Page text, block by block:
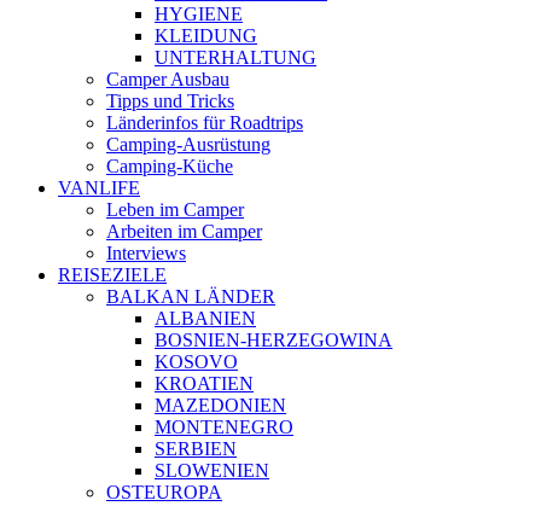
HYGIENE
KLEIDUNG
UNTERHALTUNG
Camper Ausbau
Tipps und Tricks
Länderinfos für Roadtrips
Camping-Ausrüstung
Camping-Küche
VANLIFE
Leben im Camper
Arbeiten im Camper
Interviews
REISEZIELE
BALKAN LÄNDER
ALBANIEN
BOSNIEN-HERZEGOWINA
KOSOVO
KROATIEN
MAZEDONIEN
MONTENEGRO
SERBIEN
SLOWENIEN
OSTEUROPA